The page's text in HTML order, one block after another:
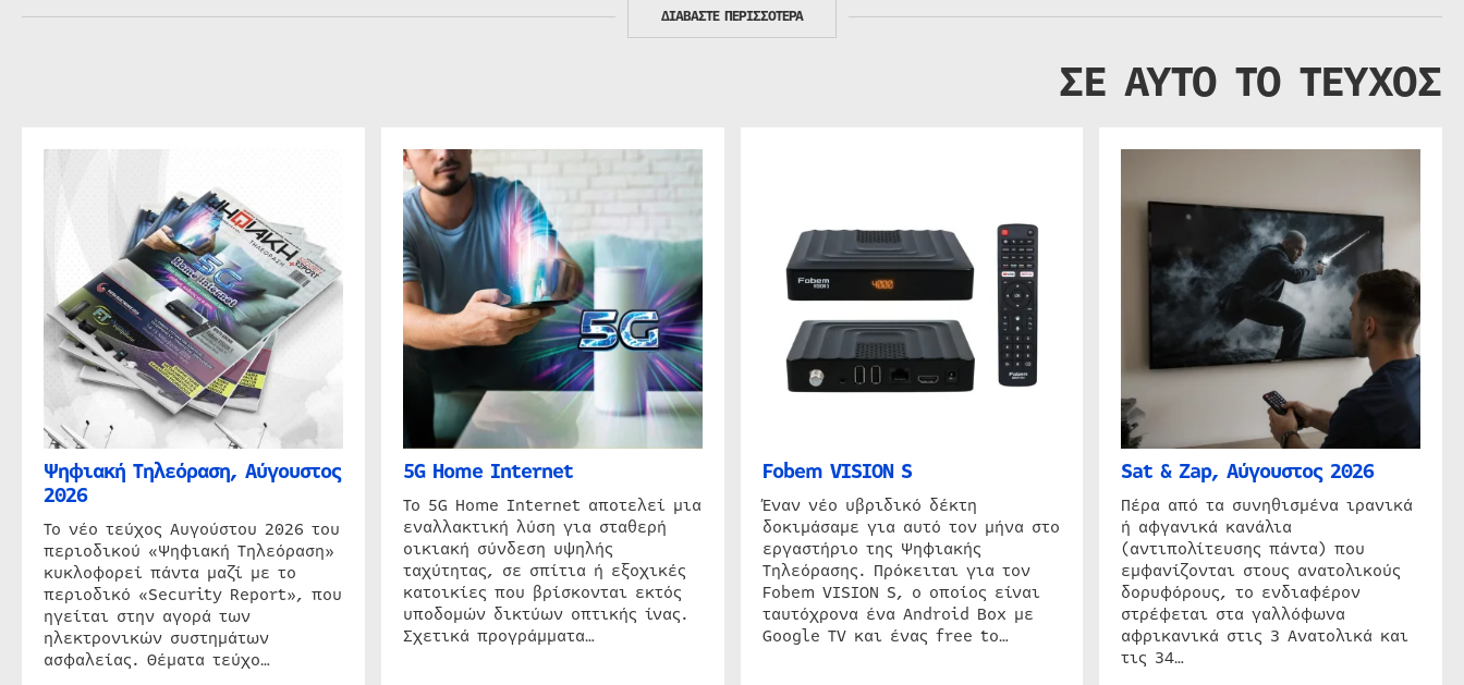
ΔΙΑΒΑΣΤΕ ΠΕΡΙΣΣΟΤΕΡΑ
ΣΕ ΑΥΤΟ ΤΟ ΤΕΥΧΟΣ
Ψηφιακή Τηλεόραση, Αύγουστος
2026
Το νέο τεύχος Αυγούστου 2026 του
περιοδικού «Ψηφιακή Τηλεόραση»
κυκλοφορεί πάντα μαζί με το
περιοδικό «Security Report», που
ηγείται στην αγορά των
ηλεκτρονικών συστημάτων
ασφαλείας. Θέματα τεύχο…
5G Home Internet
Το 5G Home Internet αποτελεί μια
εναλλακτική λύση για σταθερή
οικιακή σύνδεση υψηλής
ταχύτητας, σε σπίτια ή εξοχικές
κατοικίες που βρίσκονται εκτός
υποδομών δικτύων οπτικής ίνας.
Σχετικά προγράμματα…
Fobem VISION S
Έναν νέο υβριδικό δέκτη
δοκιμάσαμε για αυτό τον μήνα στο
εργαστήριο της Ψηφιακής
Τηλεόρασης. Πρόκειται για τον
Fobem VISION S, ο οποίος είναι
ταυτόχρονα ένα Android Box με
Google TV και ένας free to…
Sat & Zap, Αύγουστος 2026
Πέρα από τα συνηθισμένα ιρανικά
ή αφγανικά κανάλια
(αντιπολίτευσης πάντα) που
εμφανίζονται στους ανατολικούς
δορυφόρους, το ενδιαφέρον
στρέφεται στα γαλλόφωνα
αφρικανικά στις 3 Ανατολικά και
τις 34…